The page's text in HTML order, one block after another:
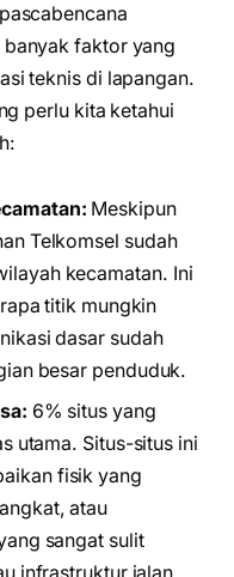
banyak faktor yang
teknis di lapangan.
perlu kita ketahui
Meskipun
Telkomsel sudah
kecamatan. Ini
titik mungkin
dasar sudah
besar penduduk.
6% situs yang
utama. Situs-situs ini
fisik yang
atau
sangat sulit